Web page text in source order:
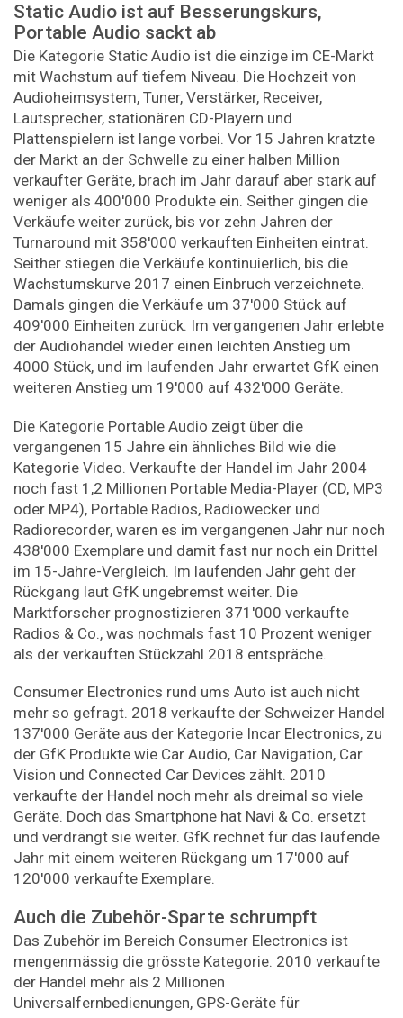
Static Audio ist auf Besserungskurs,
Portable Audio sackt ab
Die Kategorie Static Audio ist die einzige im CE-Markt
mit Wachstum auf tiefem Niveau. Die Hochzeit von
Audioheimsystem, Tuner, Verstärker, Receiver,
Lautsprecher, stationären CD-Playern und
Plattenspielern ist lange vorbei. Vor 15 Jahren kratzte
der Markt an der Schwelle zu einer halben Million
verkaufter Geräte, brach im Jahr darauf aber stark auf
weniger als 400'000 Produkte ein. Seither gingen die
Verkäufe weiter zurück, bis vor zehn Jahren der
Turnaround mit 358'000 verkauften Einheiten eintrat.
Seither stiegen die Verkäufe kontinuierlich, bis die
Wachstumskurve 2017 einen Einbruch verzeichnete.
Damals gingen die Verkäufe um 37'000 Stück auf
409'000 Einheiten zurück. Im vergangenen Jahr erlebte
der Audiohandel wieder einen leichten Anstieg um
4000 Stück, und im laufenden Jahr erwartet GfK einen
weiteren Anstieg um 19'000 auf 432'000 Geräte.
Die Kategorie Portable Audio zeigt über die
vergangenen 15 Jahre ein ähnliches Bild wie die
Kategorie Video. Verkaufte der Handel im Jahr 2004
noch fast 1,2 Millionen Portable Media-Player (CD, MP3
oder MP4), Portable Radios, Radiowecker und
Radiorecorder, waren es im vergangenen Jahr nur noch
438'000 Exemplare und damit fast nur noch ein Drittel
im 15-Jahre-Vergleich. Im laufenden Jahr geht der
Rückgang laut GfK ungebremst weiter. Die
Marktforscher prognostizieren 371'000 verkaufte
Radios & Co., was nochmals fast 10 Prozent weniger
als der verkauften Stückzahl 2018 entspräche.
Consumer Electronics rund ums Auto ist auch nicht
mehr so gefragt. 2018 verkaufte der Schweizer Handel
137'000 Geräte aus der Kategorie Incar Electronics, zu
der GfK Produkte wie Car Audio, Car Navigation, Car
Vision und Connected Car Devices zählt. 2010
verkaufte der Handel noch mehr als dreimal so viele
Geräte. Doch das Smartphone hat Navi & Co. ersetzt
und verdrängt sie weiter. GfK rechnet für das laufende
Jahr mit einem weiteren Rückgang um 17'000 auf
120'000 verkaufte Exemplare.
Auch die Zubehör-Sparte schrumpft
Das Zubehör im Bereich Consumer Electronics ist
mengenmässig die grösste Kategorie. 2010 verkaufte
der Handel mehr als 2 Millionen
Universalfernbedienungen, GPS-Geräte für